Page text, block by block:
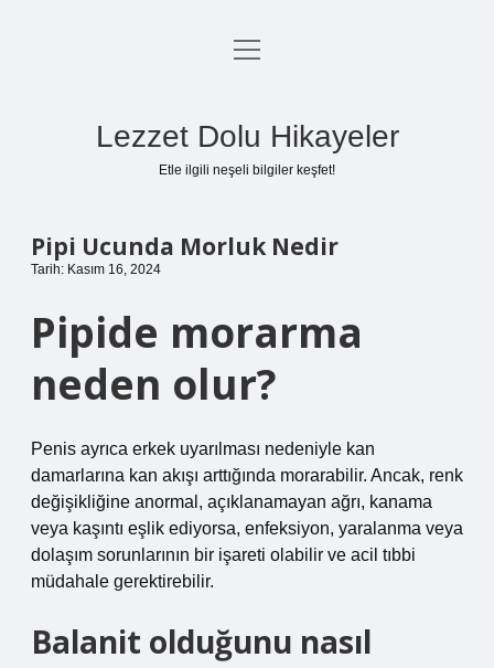
Anasayfa
menüyü
Lezzet Dolu Hikayeler
Etle ilgili neşeli bilgiler keşfet!
Pipi Ucunda Morluk Nedir
Tarih: Kasım 16, 2024
Pipide morarma
neden olur?
Penis ayrıca erkek uyarılması nedeniyle kan
damarlarına kan akışı arttığında morarabilir. Ancak, renk
değişikliğine anormal, açıklanamayan ağrı, kanama
veya kaşıntı eşlik ediyorsa, enfeksiyon, yaralanma veya
dolaşım sorunlarının bir işareti olabilir ve acil tıbbi
müdahale gerektirebilir.
Balanit olduğunu nasıl